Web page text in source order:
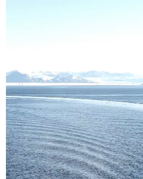
食品 人居
学术中国 乡村振兴
城市 旅游
彩票 娱乐